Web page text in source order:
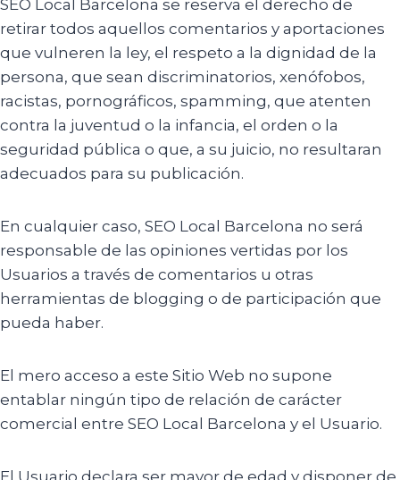
SEO Local Barcelona se reserva el derecho de
retirar todos aquellos comentarios y aportaciones
que vulneren la ley, el respeto a la dignidad de la
persona, que sean discriminatorios, xenófobos,
racistas, pornográficos, spamming, que atenten
contra la juventud o la infancia, el orden o la
seguridad pública o que, a su juicio, no resultaran
adecuados para su publicación.
En cualquier caso, SEO Local Barcelona no será
responsable de las opiniones vertidas por los
Usuarios a través de comentarios u otras
herramientas de blogging o de participación que
pueda haber.
El mero acceso a este Sitio Web no supone
entablar ningún tipo de relación de carácter
comercial entre SEO Local Barcelona y el Usuario.